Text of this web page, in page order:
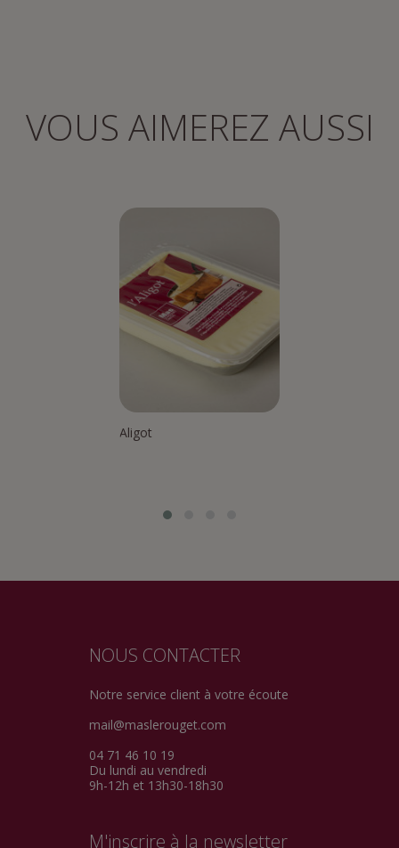
VOUS AIMEREZ AUSSI
Aligot
NOUS CONTACTER
Notre service client à votre écoute
mail@maslerouget.com
04 71 46 10 19
Du lundi au vendredi
9h-12h et 13h30-18h30
M'inscrire à la newsletter